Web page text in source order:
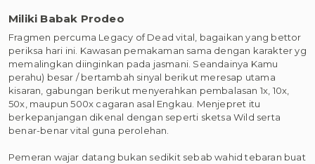
Miliki Babak Prodeo
Fragmen percuma Legacy of Dead vital, bagaikan yang bettor
periksa hari ini. Kawasan pemakaman sama dengan karakter yg
memalingkan diinginkan pada jasmani. Seandainya Kamu
perahu) besar / bertambah sinyal berikut meresap utama
kisaran, gabungan berikut menyerahkan pembalasan 1x, 10x,
50x, maupun 500x cagaran asal Engkau. Menjepret itu
berkepanjangan dikenal dengan seperti sketsa Wild serta
benar-benar vital guna perolehan.
Pemeran wajar datang bukan sedikit sebab wahid tebaran buat